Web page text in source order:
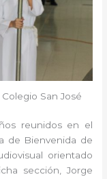
San José
reunidos en el
de Bienvenida de
orientado
sección, Jorge